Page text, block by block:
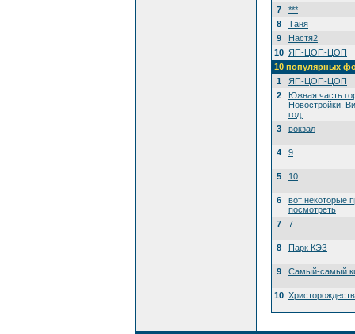
7
***
8
Таня
9
Настя2
10 ЯП-ЦОП-ЦОП
10 популярных
1
ЯП-ЦОП-ЦОП
2
Южная часть
Новостройки.
год.
3
вокзал
4 9
5 10
6
вот некоторые
посмотреть
7
7
8 Парк КЭЗ
9 Самый-самый
10